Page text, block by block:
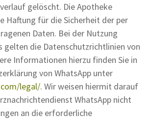
gelöscht. Die Apotheke
Haftung für die Sicherheit der per
Daten. Bei der Nutzung
gelten die Datenschutzrichtlinien von
Informationen hierzu finden Sie in
von WhatsApp unter
legal/. Wir weisen hiermit darauf
WhatsApp nicht
an die erforderliche